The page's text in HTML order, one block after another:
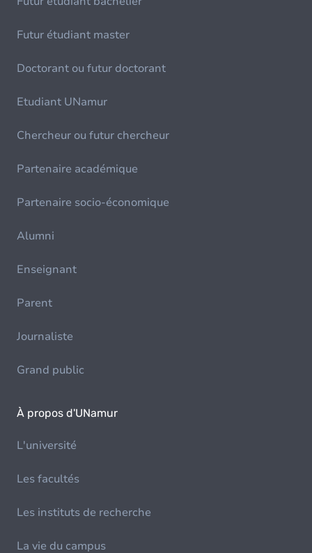
Futur étudiant master
Doctorant ou futur doctorant
Etudiant UNamur
Chercheur ou futur chercheur
Partenaire académique
Partenaire socio-économique
Alumni
Enseignant
Parent
Journaliste
Grand public
À propos d'UNamur
L'université
Les facultés
Les instituts de recherche
La vie du campus